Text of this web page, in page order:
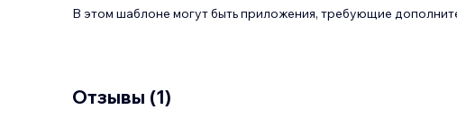
В этом шаблоне могут быть приложения, требующие
Отзывы (1)